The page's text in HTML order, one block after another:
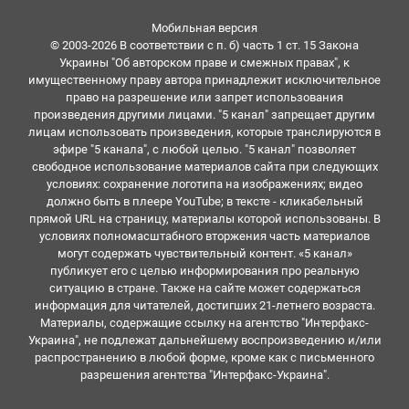
Мобильная версия
© 2003-2026 В соответствии с п. б) часть 1 ст. 15 Закона
Украины "Об авторском праве и смежных правах", к
имущественному праву автора принадлежит исключительное
право на разрешение или запрет использования
произведения другими лицами. "5 канал" запрещает другим
лицам использовать произведения, которые транслируются в
эфире "5 канала", с любой целью. "5 канал" позволяет
свободное использование материалов сайта при следующих
условиях: сохранение логотипа на изображениях; видео
должно быть в плеере YouTube; в тексте - кликабельный
прямой URL на страницу, материалы которой использованы. В
условиях полномасштабного вторжения часть материалов
могут содержать чувствительный контент. «5 канал»
публикует его с целью информирования про реальную
ситуацию в стране. Также на сайте может содержаться
информация для читателей, достигших 21-летнего возраста.
Материалы, содержащие ссылку на агентство "Интерфакс-
Украина", не подлежат дальнейшему воспроизведению и/или
распространению в любой форме, кроме как с письменного
разрешения агентства "Интерфакс-Украина".